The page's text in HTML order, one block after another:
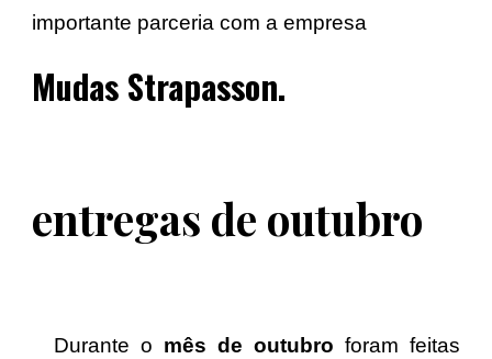
importante parceria com a empresa
Mudas Strapasson.
entregas de outubro
Durante o mês de outu bro foram feitas